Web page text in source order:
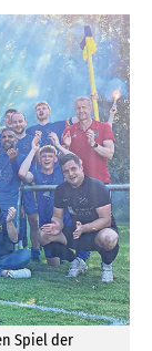
Spiel der